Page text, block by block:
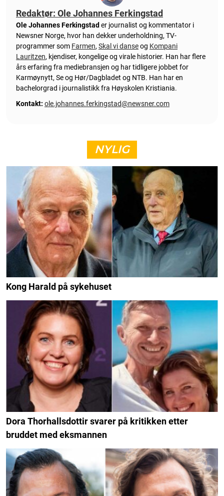
Redaktør: Ole Johannes Ferkingstad
Ole Johannes Ferkingstad er journalist og kommentator i
Newsner Norge, hvor han dekker underholdning, TV-
programmer som Farmen, Skal vi danseog Kompani
Lauritzen, kjendiser, kongelige og virale historier. Han har flere
års erfaring fra mediebransjen og har tidligere jobbet for
Karmøynytt, Se og Hør/Dagbladet og NTB. Han har en
bachelorgrad i journalistikk fra Høyskolen Kristiania.
Kontakt: ole.johannes.ferkingstad@newsner.com
NYLIG
Kong Harald på sykehuset
Dora Thorhallsdottir svarer på kritikken etter
bruddet med eksmannen